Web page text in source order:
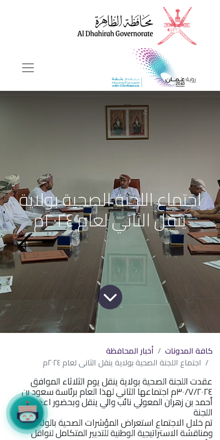
اجتماع اللجنة الصحية بولاية
ينقل الثاني لعام ٢٠٢٤م
كافة المدونات
أخبار المحافظة
اجتماع اللجنة الصحية بولاية ينقل الثاني لعام ٢٠٢٤م
عقدت اللجنة الصحية بولاية ينقل يوم الثلاثاء الموافق
٣٠/٧/٢٠٢٤م اجتماعها الثاني لهذا العام برئاسة سعود بن
أحمد بن زهران المعولي نائب والي ينقل وبحضور اعضاء
اللجنة
تم خلال الاجتماع استعراض المؤشرات الصحية بالولاية
ومناقشة الاستراتيجية الوطنية للتدبير المتكامل لنواقل